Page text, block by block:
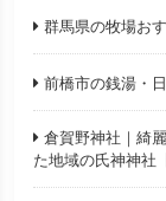
群馬県の牧場お
前橋市の銭湯・
倉賀野神社｜綺
た地域の氏神神社